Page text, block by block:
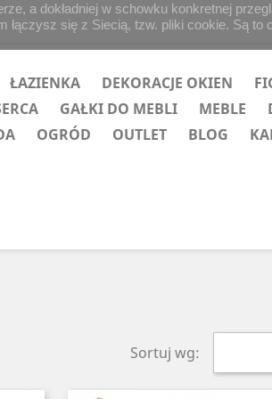
ŁAZIENKA DEKORACJE OKIEN
GAŁKI DO MEBLI MEBLE
OGRÓD OUTLET BLOG
Sortuj wg:
a dokładniej w schowku konkretnej
się z Siecią, tzw. pliki cookie. Są to